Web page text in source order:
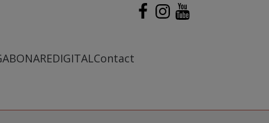
ABONAREDIGITALContact